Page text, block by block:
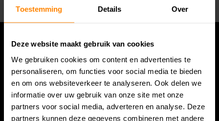
Toestemming Details Over
Deze website maakt gebruik van cookies
We gebruiken cookies om content en advertenties te
personaliseren, om functies voor social media te bieden
en om ons websiteverkeer te analyseren. Ook delen we
informatie over uw gebruik van onze site met onze
partners voor social media, adverteren en analyse. Deze
partners kunnen deze gegevens combineren met andere